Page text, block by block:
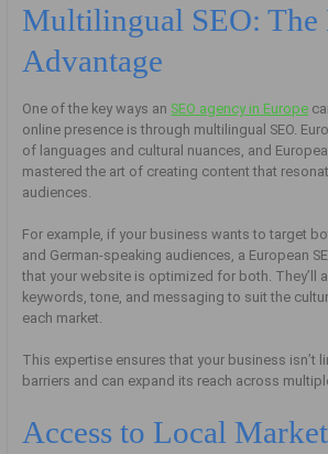
Multilingual SEO: The
Advantage
One of the key ways an SEO agency in Europe
online presence is through multilingual SEO.
of languages and cultural nuances, and
mastered the art of creating content that
audiences.
For example, if your business wants to target
and German-speaking audiences, a European
that your website is optimized for both. They’ll
keywords, tone, and messaging to suit the
each market.
This expertise ensures that your business isn’t
barriers and can expand its reach across
Access to Local Market